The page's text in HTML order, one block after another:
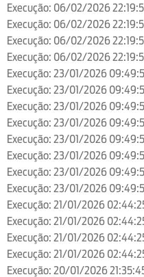
Execução: 06/02/2026
Execução: 06/02/2026
Execução: 06/02/2026
Execução: 06/02/2026
Execução: 23/01/2026
Execução: 23/01/2026
Execução: 23/01/2026
Execução: 23/01/2026
Execução: 23/01/2026
Execução: 23/01/2026
Execução: 23/01/2026
Execução: 23/01/2026
Execução: 21/01/2026
Execução: 21/01/2026
Execução: 21/01/2026
Execução: 21/01/2026
Execução: 20/01/2026